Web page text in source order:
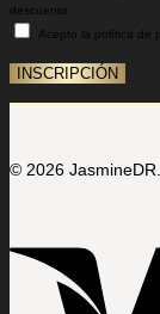
descuento.
Acepto la política de
© 2026